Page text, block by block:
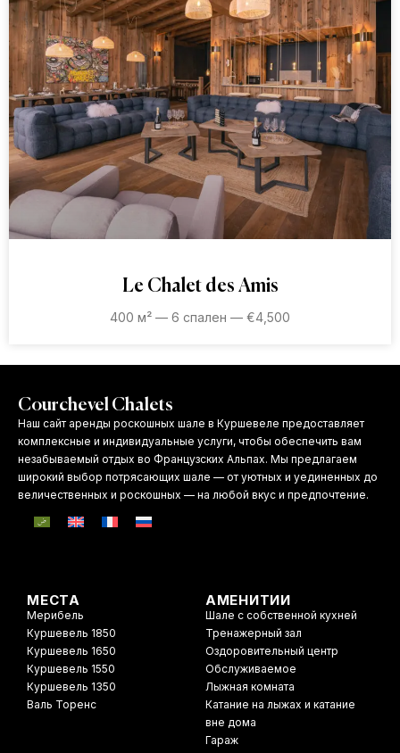
Le Chalet des Amis
400 м² — 6 спален — €4,500
Courchevel Chalets
Наш сайт аренды роскошных шале в Куршевеле предоставляет
комплексные и индивидуальные услуги, чтобы обеспечить вам
незабываемый отдых во Французских Альпах. Мы предлагаем
широкий выбор потрясающих шале — от уютных и уединенных до
величественных и роскошных — на любой вкус и предпочтение.
МЕСТА
Мерибель
Куршевель 1850
Куршевель 1650
Куршевель 1550
Куршевель 1350
Валь Торенс
АМЕНИТИИ
Шале с собственной кухней
Тренажерный зал
Оздоровительный центр
Обслуживаемое
Лыжная комната
Катание на лыжах и катание
вне дома
Гараж